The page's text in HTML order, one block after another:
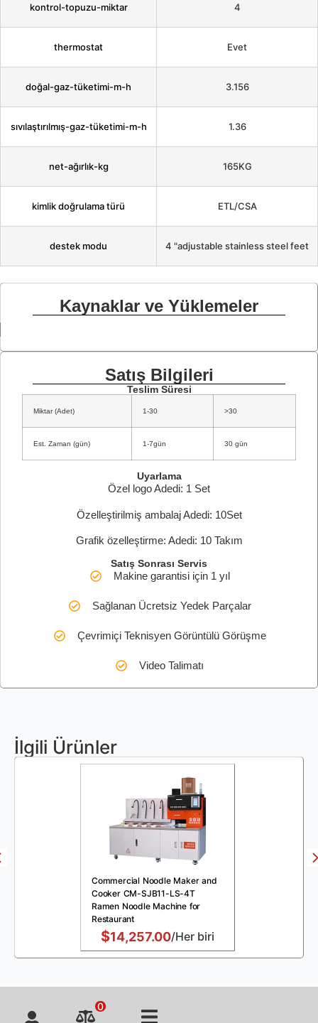
kontrol-topuzu-miktar 4
thermostat Evet
doğal-gaz-tüketimi-m-h 3.156
sıvılaştırılmış-gaz-tüketimi-m-h 1.36
net-ağırlık-kg 165KG
kimlik doğrulama türü ETL/CSA
destek modu 4 "adjustable stainless steel feet
Kaynaklar ve Yüklemeler
Satış Bilgileri
Teslim Süresi
Miktar (Adet) 1-30 >30
Est. Zaman (gün) 1-7gün 30 gün
Uyarlama
Özel logo Adedi: 1 Set
Özelleştirilmiş ambalaj Adedi: 10Set
Grafik özelleştirme: Adedi: 10 Takım
Satış Sonrası Servis
Makine garantisi için 1 yıl
Sağlanan Ücretsiz Yedek Parçalar
Çevrimiçi Teknisyen Görüntülü Görüşme
Video Talimatı
İlgili Ürünler
Commercial Noodle Maker and
Cooker CM-SJB11-LS-4T
Ramen Noodle Machine for
Restaurant
$14,257.00/Her biri
0